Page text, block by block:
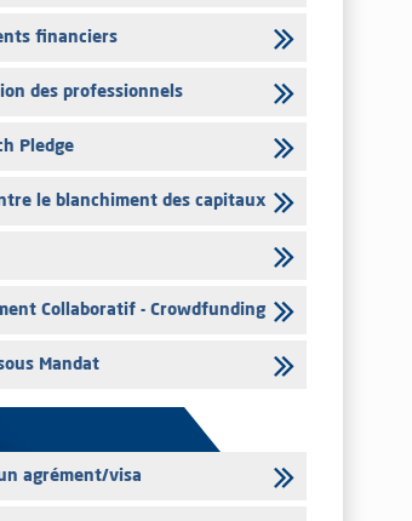
indicateurs mensuels du marché des
de Juin 2026
site internet les publications réalisées
30 au 31 juillet 2026
– L’AMMC vise le prospectus
de capital réservée aux
financiers
des professionnels
Pledge
le blanchiment des capitaux
Collaboratif - Crowdfunding
Mandat
agrément/visa